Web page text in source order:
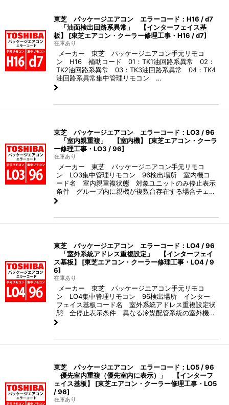
東芝 パッケージエアコン エラーコード：H16 / d7
「油面検出回路系異常」 【インターフェイス基
板】
[東芝エアコン・クーラー修理工事・H16 / d7]
在庫あり
メーカー 東芝 パッケージエアコン手元リモコ
ン H16 補助コード 01：TK1油回路系異常 02：
TK2油回路系異常 03：TK3油回路系異常 04：TK4
油回路系異常集中管理リモコン …
東芝 パッケージエアコン エラーコード：LO3 / 96
「室内親重複」 【室内機】
[東芝エアコン・クーラ
ー修理工事・LO3 / 96]
在庫あり
メーカー 東芝 パッケージエアコン手元リモコ
ン LO3集中管理リモコン 96検出場所 室内機コ
ード名 室内親重複状態 対象ユニットのみ停止表示
条件 グループ内に親機が複数台存在する場合チェ…
東芝 パッケージエアコン エラーコード：LO4 / 96
「室外系統アドレス重複設定」 【インターフェイ
ス基板】
[東芝エアコン・クーラー修理工事・LO4 / 9
6]
在庫あり
メーカー 東芝 パッケージエアコン手元リモコ
ン LO4集中管理リモコン 96検出場所 インター
フェイス基板コード名 室外系統アドレス重複設定状
態 全停止表示条件 異なる冷媒配管系統の室外機…
東芝 パッケージエアコン エラーコード：LO5 / 96
優先室内重複（優先室内に表示）」 【インターフ
ェイス基板】
[東芝エアコン・クーラー修理工事・LO5
/ 96]
在庫あり